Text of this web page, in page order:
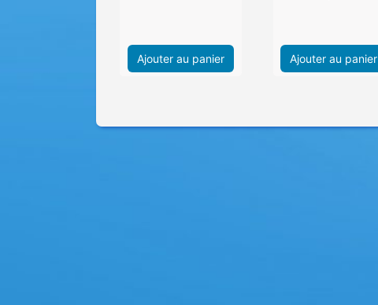
Ajouter au panier Ajouter au panier